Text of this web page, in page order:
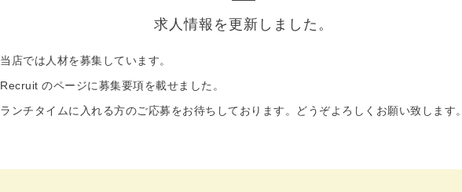
求人情報を更新しました。
当店では人材を募集しています。
Recruit のページに募集要項を載せました。
ランチタイムに入れる方のご応募をお待ちしております。どうぞよろしくお願い致します。